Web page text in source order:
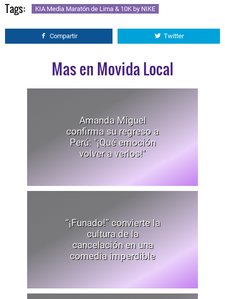
Tags: KIA Media Maratón de Lima & 10K by NIKE
Compartir Twitter
Mas en Movida Local
Amanda Miguel
confirma su regreso a
Perú: "¡Qué emoción
volver a verlos!"
“¡Funado!” convierte la
cultura de la
cancelación en una
comedia imperdible